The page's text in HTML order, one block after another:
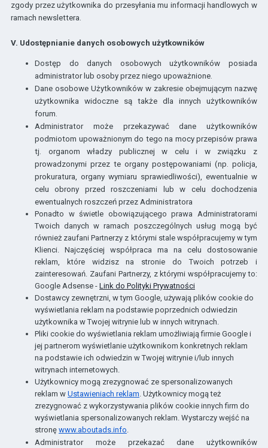
zgody przez użytkownika do przesyłania mu informacji handlowych w
ramach newslettera.
V. Udostępnianie danych osobowych użytkowników
Dostęp do danych osobowych użytkowników posiada
administrator lub osoby przez niego upoważnione.
Dane osobowe Użytkowników w zakresie obejmującym nazwę
użytkownika widoczne są także dla innych użytkowników
forum.
Administrator może przekazywać dane użytkowników
podmiotom upoważnionym do tego na mocy przepisów prawa
tj. organom władzy publicznej w celu i w związku z
prowadzonymi przez te organy postępowaniami (np. policja,
prokuratura, organy wymiaru sprawiedliwości), ewentualnie w
celu obrony przed roszczeniami lub w celu dochodzenia
ewentualnych roszczeń przez Administratora
Ponadto w świetle obowiązującego prawa Administratorami
Twoich danych w ramach poszczególnych usług mogą być
również zaufani Partnerzy z którymi stale współpracujemy w tym
Klienci. Najczęściej współpraca ma na celu dostosowanie
reklam, które widzisz na stronie do Twoich potrzeb i
zainteresowań. Zaufani Partnerzy, z którymi współpracujemy to:
Google Adsense - Link do Polityki Prywatności
Dostawcy zewnętrzni, w tym Google, używają plików cookie do
wyświetlania reklam na podstawie poprzednich odwiedzin
użytkownika w Twojej witrynie lub w innych witrynach.
Pliki cookie do wyświetlania reklam umożliwiają firmie Google i
jej partnerom wyświetlanie użytkownikom konkretnych reklam
na podstawie ich odwiedzin w Twojej witrynie i/lub innych
witrynach internetowych.
Użytkownicy mogą zrezygnować ze spersonalizowanych
reklam w Ustawieniach reklam. Użytkownicy mogą też
zrezygnować z wykorzystywania plików cookie innych firm do
wyświetlania spersonalizowanych reklam. Wystarczy wejść na
stronę www.aboutads.info.
Administrator może przekazać dane użytkowników